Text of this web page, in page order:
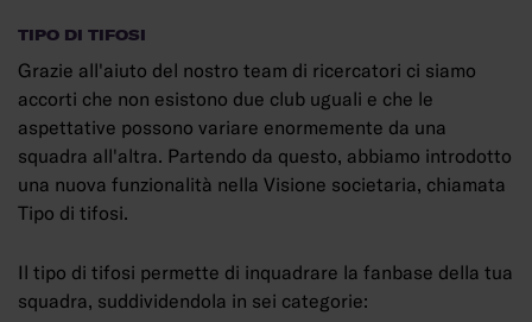
TIPO DI TIFOSI
Grazie all'aiuto del nostro team di ricercatori ci siamo
accorti che non esistono due club uguali e che le
aspettative possono variare enormemente da una
squadra all'altra. Partendo da questo, abbiamo introdotto
una nuova funzionalità nella Visione societaria, chiamata
Tipo di tifosi.
Il tipo di tifosi permette di inquadrare la fanbase della tua
squadra, suddividendola in sei categorie: